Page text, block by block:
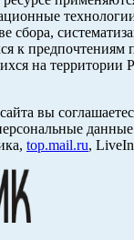
сбора,
к предпочтениям
на территории
вы
top.mail.ru,